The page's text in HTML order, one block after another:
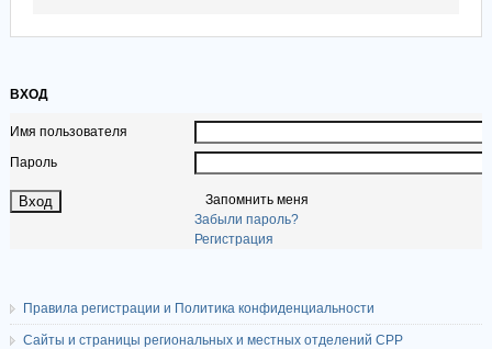
ВХОД
Имя пользователя
Пароль
Запомнить меня
Забыли пароль?
Регистрация
Правила регистрации и Политика конфиденциальности
Сайты и страницы региональных и местных отделений СРР